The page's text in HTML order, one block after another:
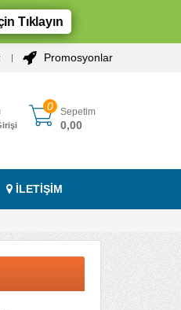
Tıklayın
Promosyonlar
0 Sepetim
0,00
İLETİŞİM